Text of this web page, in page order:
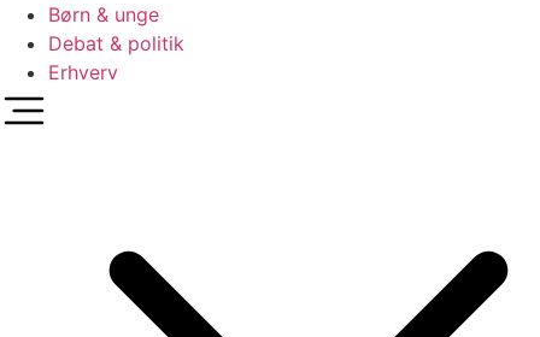
Børn & unge
Debat & politik
Erhverv